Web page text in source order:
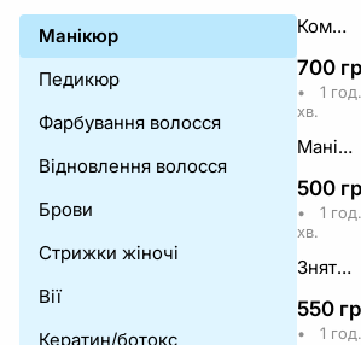
Манікюр
Педикюр
Фарбування волосся
Відновлення волосся
Брови
Стрижки жіночі
Вії
Кератин/ботокс
Комплекс манікюру Base ( зняття + Комбінований Манікюр + покриття базою/гель лак )
700
•
1 год.
хв.
Манікюр класичний (без покриття)
500
•
1 год.
хв.
Зняття + класичний манікюр
550
•
1 год.